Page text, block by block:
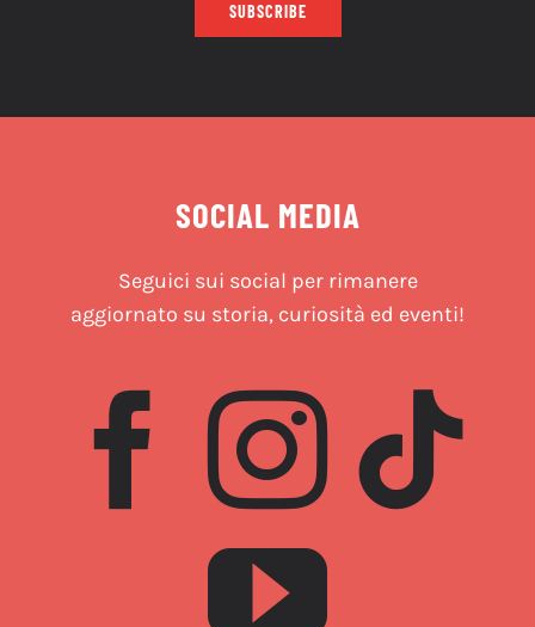
SUBSCRIBE
SOCIAL MEDIA
Seguici sui social per rimanere
aggiornato su storia, curiosità ed eventi!